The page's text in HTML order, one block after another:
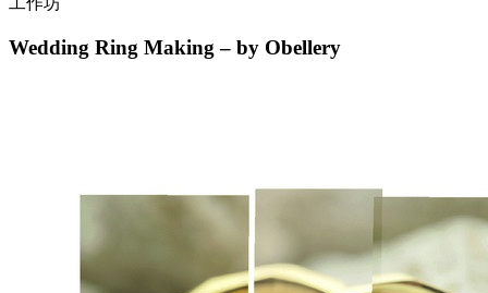
Wedding Ring Making – by Obellery